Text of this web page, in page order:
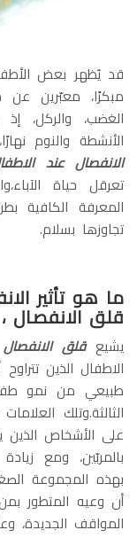
قد يُظهر بعض
مبكرًا، معبّرين عن
الغضب، والركل،
الأنشطة والنوم
الانفصال عند
تعرقل حياة
المعرفة الكافية
تجاوزها بسلام.
ما هو تأثير
قلق الانفصال
يشيعقلق
طبيعي من نمو
الثالثة.وتلك
على الأشخاص الذين
بالمربّين، ومع
بهذه المجموعة
أن وعيه المتطور
المواقف الجديدة،